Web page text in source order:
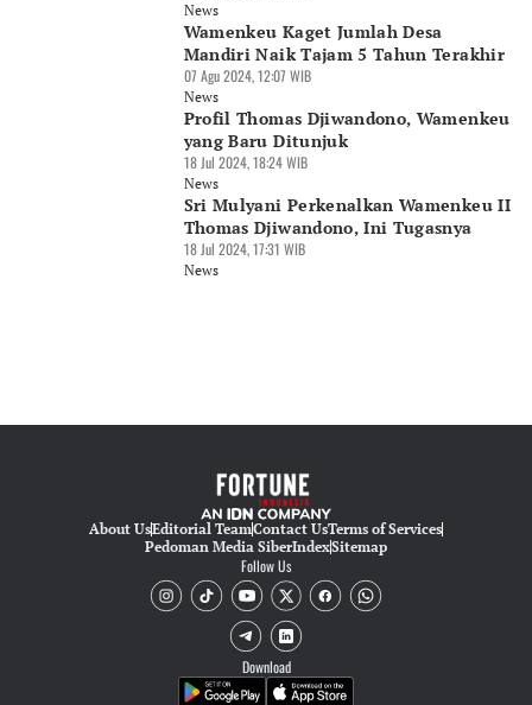
News
Wamenkeu Kaget Jumlah Desa
Mandiri Naik Tajam 5 Tahun Terakhir
07 Agu 2024, 12:07 WIB
News
Profil Thomas Djiwandono, Wamenkeu
yang Baru Ditunjuk
18 Jul 2024, 18:24 WIB
News
Sri Mulyani Perkenalkan Wamenkeu II
Thomas Djiwandono, Ini Tugasnya
18 Jul 2024, 17:31 WIB
News
About UsEditorial TeamContact UsTerms of Services
Pedoman Media SiberIndexSitemap
Follow Us
Download